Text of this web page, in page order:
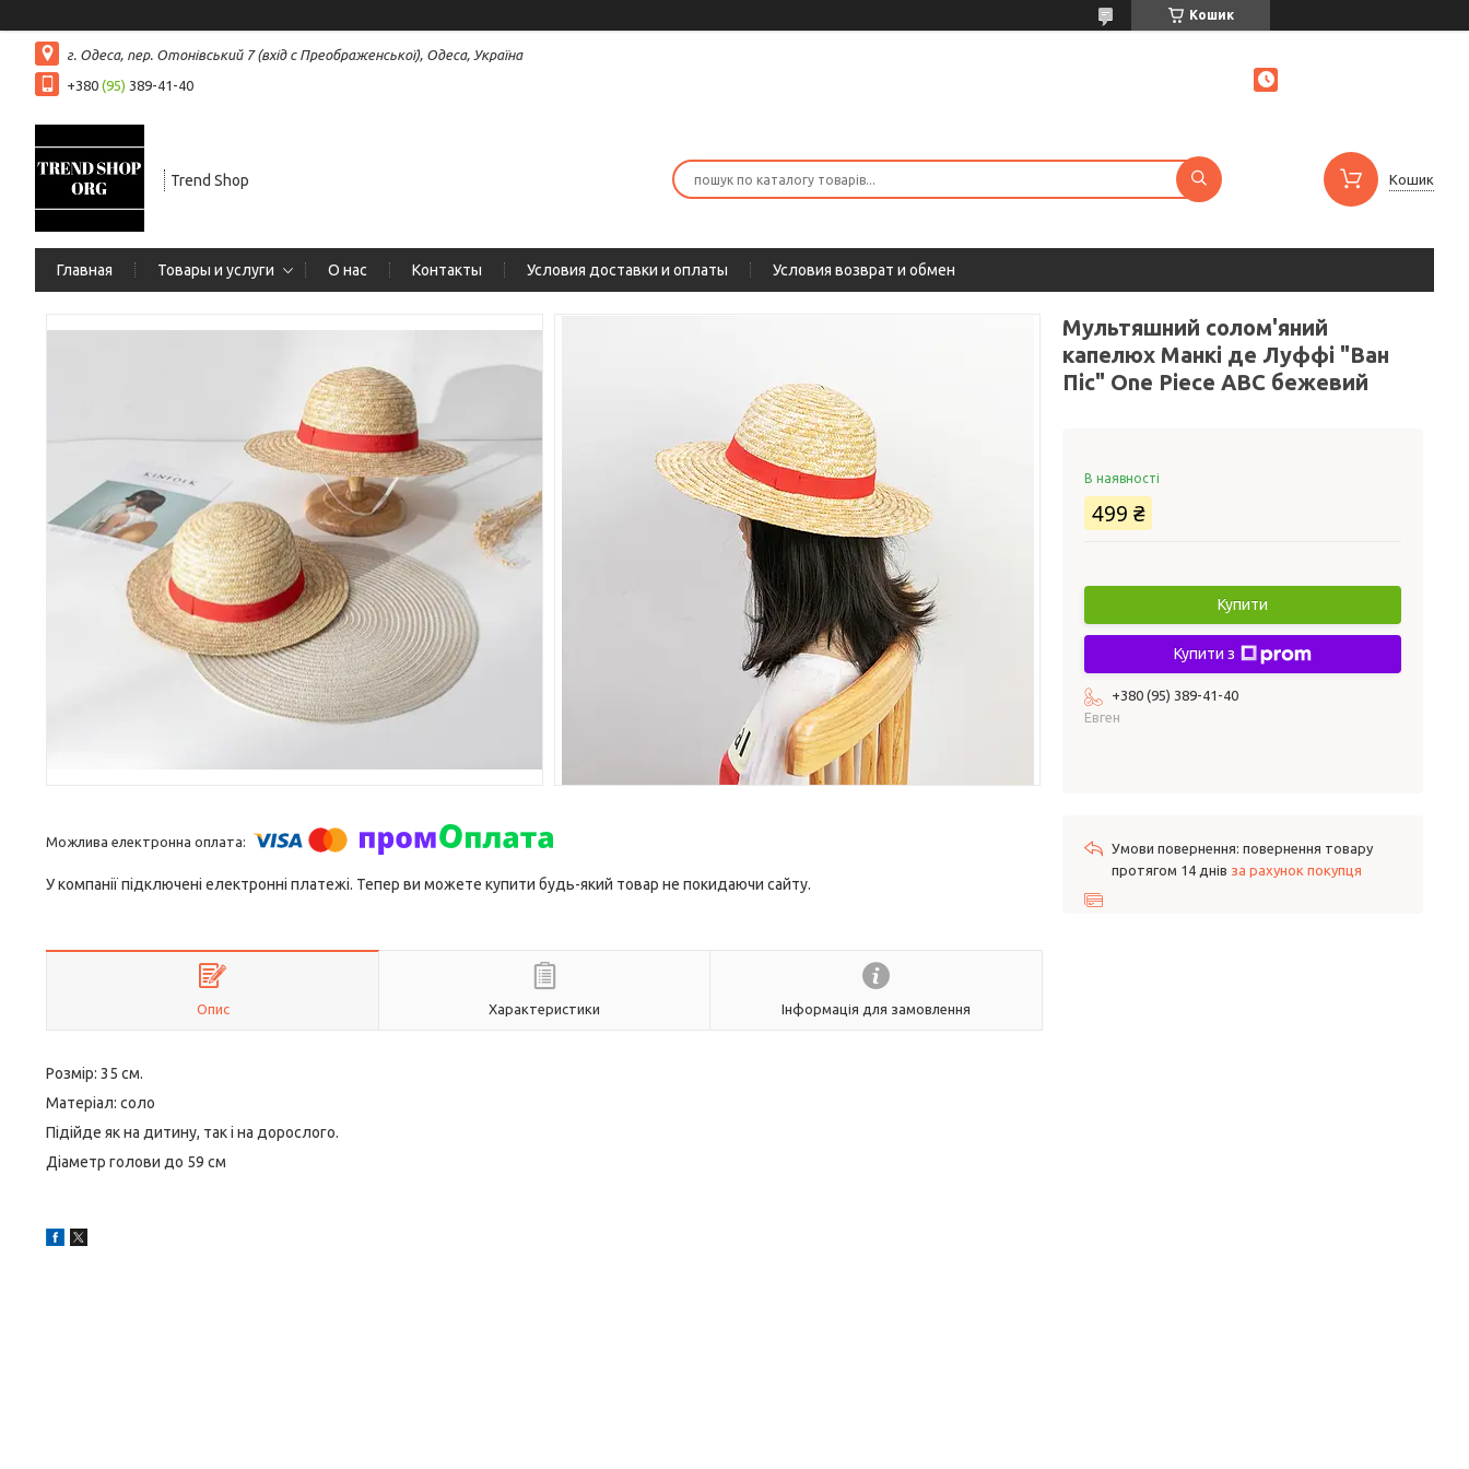
Кошик
г. Одеса, пер. Отонівський 7 (вхід с Преображенської), Одеса, Україна
+380 (95) 389-41-40
Trend Shop Кошик
Главная Товары и услуги О нас Контакты Условия доставки и оплаты Условия возврат и обмен
У компанії підключені електронні платежі. Тепер ви можете купити будь-який товар не покидаючи сайту.
Опис Характеристики Інформація для замовлення
Розмір: 35 см.
Матеріал: соло
Підійде як на дитину, так і на дорослого.
Діаметр голови до 59 см
Мультяшний солом'яний
капелюх Манкі де Луффі "Ван
Піс" One Piece ABC бежевий
В наявності
499 ₴
Купити
Купити з
+380 (95) 389-41-40
Евген
повернення товару
протягом 14 днів за рахунок покупця